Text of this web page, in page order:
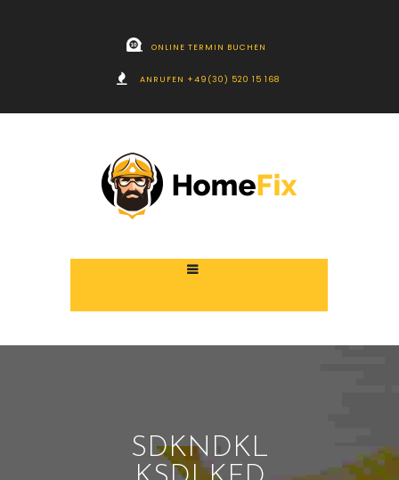
ONLINE TERMIN BUCHEN
ANRUFEN +49(30) 520 15 168
SDKNDKL